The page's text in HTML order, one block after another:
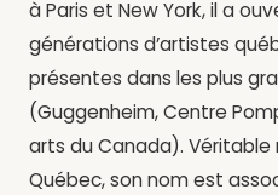
à Paris et New York, il a
générations d’artistes
présentes dans les plus
(Guggenheim, Centre
arts du Canada).
Québec, son nom est